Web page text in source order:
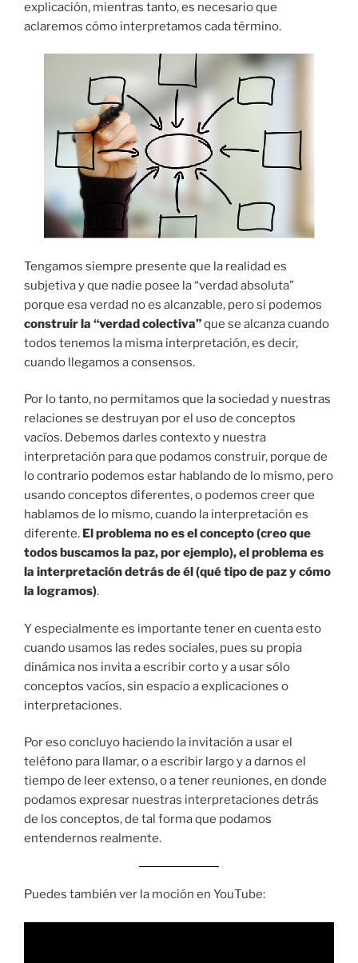
explicación, mientras tanto, es necesario que
aclaremos cómo interpretamos cada término.
Tengamos siempre presente que la realidad es
subjetiva y que nadie posee la “verdad absoluta”
porque esa verdad no es alcanzable, pero si podemos
construir la “verdad colectiva”que se alcanza cuando
todos tenemos la misma interpretación, es decir,
cuando llegamos a consensos.
Por lo tanto, no permitamos que la sociedad y nuestras
relaciones se destruyan por el uso de conceptos
vacíos. Debemos darles contexto y nuestra
interpretación para que podamos construir, porque de
lo contrario podemos estar hablando de lo mismo, pero
usando conceptos diferentes, o podemos creer que
hablamos de lo mismo, cuando la interpretación es
diferente. El problema no es el concepto (creo que
todos buscamos la paz, por ejemplo), el problema es
la interpretación detrás de él (qué tipo de paz y cómo
la logramos).
Y especialmente es importante tener en cuenta esto
cuando usamos las redes sociales, pues su propia
dinámica nos invita a escribir corto y a usar sólo
conceptos vacíos, sin espacio a explicaciones o
interpretaciones.
Por eso concluyo haciendo la invitación a usar el
teléfono para llamar, o a escribir largo y a darnos el
tiempo de leer extenso, o a tener reuniones, en donde
podamos expresar nuestras interpretaciones detrás
de los conceptos, de tal forma que podamos
entendernos realmente.
Puedes también ver la moción en YouTube: